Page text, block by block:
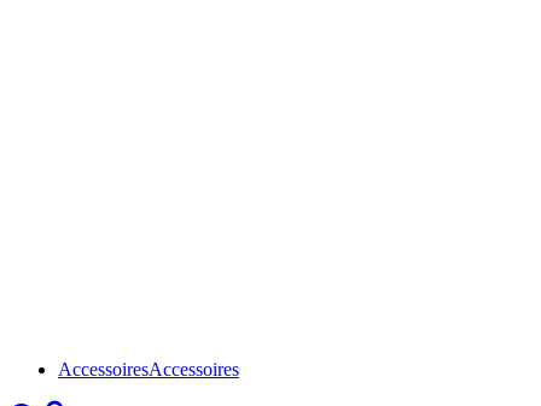
AccessoiresAccessoires